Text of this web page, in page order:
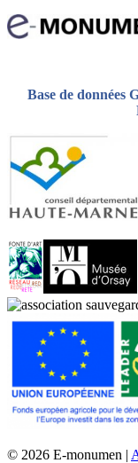
Base de données
© 2026 E-monumen |